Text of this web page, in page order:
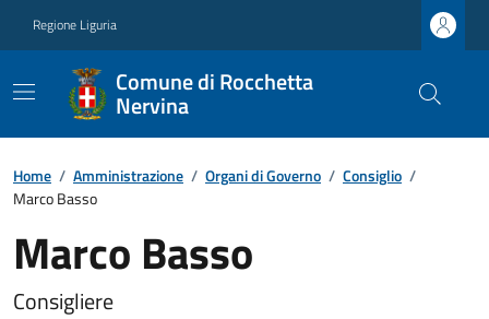
Regione Liguria
Comune di Rocchetta
Nervina
Home / Amministrazione / Organi di Governo / Consiglio /
Marco Basso
Marco Basso
Consigliere